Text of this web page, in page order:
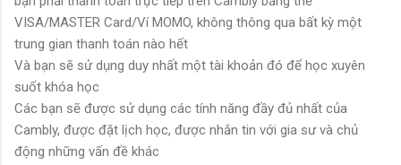
VISA/MASTER Card/Ví MOMO, không thông qua bất kỳ một
trung gian thanh toán nào hết
Và bạn sẽ sử dụng duy nhất một tài khoản đó để học xuyên
suốt khóa học
Các bạn sẽ được sử dụng các tính năng đầy đủ nhất của
Cambly, được đặt lịch học, được nhắn tin với gia sư và chủ
động những vấn đề khác